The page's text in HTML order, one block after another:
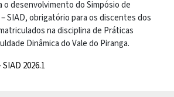
desenvolvimento do Simpósio de
SIAD, obrigatório para os discentes dos
na disciplina de Práticas
Dinâmica do Vale do Piranga.
2026.1